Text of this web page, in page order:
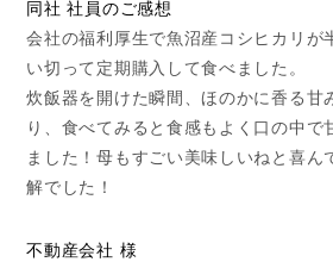
同社 社員のご感想
会社の福利厚生で魚沼産コシヒカリが
い切って定期購入して食べました。
炊飯器を開けた瞬間、ほのかに香る甘
り、食べてみると食感もよく口の中で
ました！母もすごい美味しいねと喜ん
解でした！
不動産会社 様